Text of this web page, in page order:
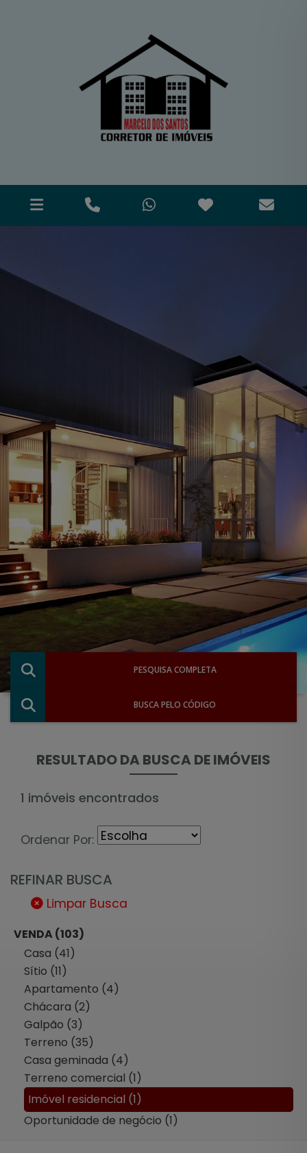
PESQUISA COMPLETA
BUSCA PELO CÓDIGO
RESULTADO DA BUSCA DE IMÓVEIS
1 imóveis encontrados
Ordenar Por:
REFINAR BUSCA
Limpar Busca
VENDA (103)
Casa (41)
Sítio (11)
Apartamento (4)
Chácara (2)
Galpão (3)
Terreno (35)
Casa geminada (4)
Terreno comercial (1)
Imóvel residencial (1)
Oportunidade de negócio (1)